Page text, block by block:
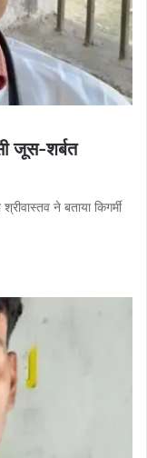
जूस-शर्बत
ने बताया किगर्मी